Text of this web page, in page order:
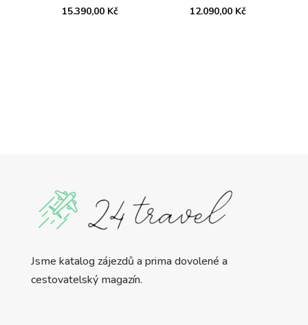
15.390,00 Kč 12.090,00 Kč
Jsme katalog zájezdů a prima dovolené a
cestovatelský magazín.